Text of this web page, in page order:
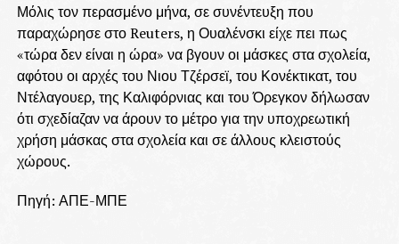
Μόλις τον περασμένο μήνα, σε συνέντευξη που
παραχώρησε στο Reuters, η Ουαλένσκι είχε πει πως
«τώρα δεν είναι η ώρα» να βγουν οι μάσκες στα σχολεία,
αφότου οι αρχές του Νιου Τζέρσεϊ, του Κονέκτικατ, του
Ντέλαγουερ, της Καλιφόρνιας και του Όρεγκον δήλωσαν
ότι σχεδίαζαν να άρουν το μέτρο για την υποχρεωτική
χρήση μάσκας στα σχολεία και σε άλλους κλειστούς
χώρους.
Πηγή: ΑΠΕ-ΜΠΕ